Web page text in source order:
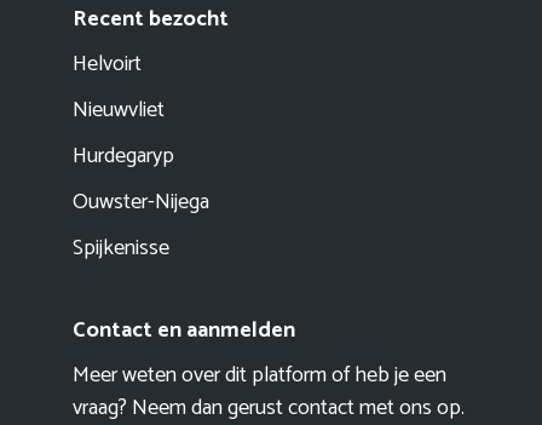
Recent bezocht
Helvoirt
Nieuwvliet
Hurdegaryp
Ouwster-Nijega
Spijkenisse
Contact en aanmelden
Meer weten over dit platform of heb je een
vraag? Neem dan gerust contact met ons op.